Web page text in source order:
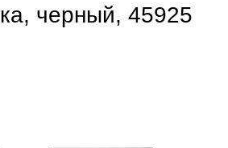
черный, 45925